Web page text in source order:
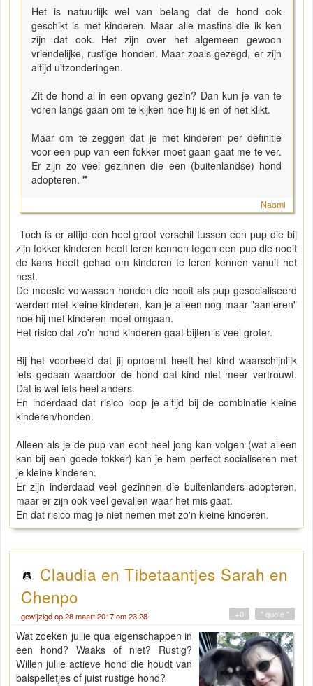
Het is natuurlijk wel van belang dat de hond ook
geschikt is met kinderen. Maar alle mastins die ik ken
zijn dat ook. Het zijn over het algemeen gewoon
vriendelijke, rustige honden. Maar zoals gezegd, er zijn
altijd uitzonderingen.
Zit de hond al in een opvang gezin? Dan kun je van te
voren langs gaan om te kijken hoe hij is en of het klikt.
Maar om te zeggen dat je met kinderen per definitie
voor een pup van een fokker moet gaan gaat me te ver.
Er zijn zo veel gezinnen die een (buitenlandse) hond
adopteren. "
Naomi
Toch is er altijd een heel groot verschil tussen een pup die bij
zijn fokker kinderen heeft leren kennen tegen een pup die nooit
de kans heeft gehad om kinderen te leren kennen vanuit het
nest.
De meeste volwassen honden die nooit als pup gesocialiseerd
werden met kleine kinderen, kan je alleen nog maar "aanleren"
hoe hij met kinderen moet omgaan.
Het risico dat zo'n hond kinderen gaat bijten is veel groter.
Bij het voorbeeld dat jij opnoemt heeft het kind waarschijnlijk
iets gedaan waardoor de hond dat kind niet meer vertrouwt.
Dat is wel iets heel anders.
En inderdaad dat risico loop je altijd bij de combinatie kleine
kinderen/honden.
Alleen als je de pup van echt heel jong kan volgen (wat alleen
kan bij een goede fokker) kan je hem perfect socialiseren met
je kleine kinderen.
Er zijn inderdaad veel gezinnen die buitenlanders adopteren,
maar er zijn ook veel gevallen waar het mis gaat.
En dat risico mag je niet nemen met zo'n kleine kinderen.
Claudia en Tibetaantjes Sarah en
Chenpo
gewijzigd op 28 maart 2017 om 23:28 " quote "
+0
Wat zoeken jullie qua eigenschappen in
een hond? Waaks of niet? Rustig?
Willen jullie actieve hond die houdt van
balspelletjes of juist rustige hond?